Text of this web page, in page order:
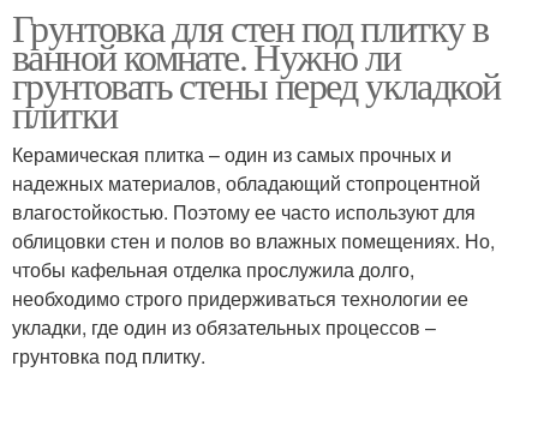
Грунтовка для фанеры
керамической плитки
Плитки под покраску
Краска для
керамической плитки
Плитки без грунтовки Плитки с поверхностью
Грунтовка для стен под плитку в
ванной комнате. Нужно ли
грунтовать стены перед укладкой
плитки
Керамическая плитка – один из самых прочных и
надежных материалов, обладающий стопроцентной
влагостойкостью. Поэтому ее часто используют для
облицовки стен и полов во влажных помещениях. Но,
чтобы кафельная отделка прослужила долго,
необходимо строго придерживаться технологии ее
укладки, где один из обязательных процессов –
грунтовка под плитку.